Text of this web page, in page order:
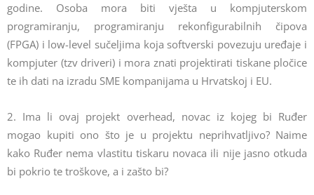
godine. Osoba mora biti vješta u kompjuterskom
programiranju, programiranju rekonfigurabilnih čipova
(FPGA) i low-level sučeljima koja softverski povezuju uređaje i
kompjuter (tzv driveri) i mora znati projektirati tiskane pločice
te ih dati na izradu SME kompanijama u Hrvatskoj i EU.
2. Ima li ovaj projekt overhead, novac iz kojeg bi Ruđer
mogao kupiti ono što je u projektu neprihvatljivo? Naime
kako Ruđer nema vlastitu tiskaru novaca ili nije jasno otkuda
bi pokrio te troškove, a i zašto bi?